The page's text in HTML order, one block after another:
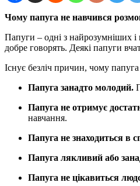
Чому папуга не навчився
Папуги – одні з найрозумніших і
добре говорять. Деякі папуги
Існує безліч причин, чому
Папуга занадто молодий.
Папуга не отримує
навчання.
Папуга не знаходиться в
Папуга лякливий або
Папуга не цікавиться